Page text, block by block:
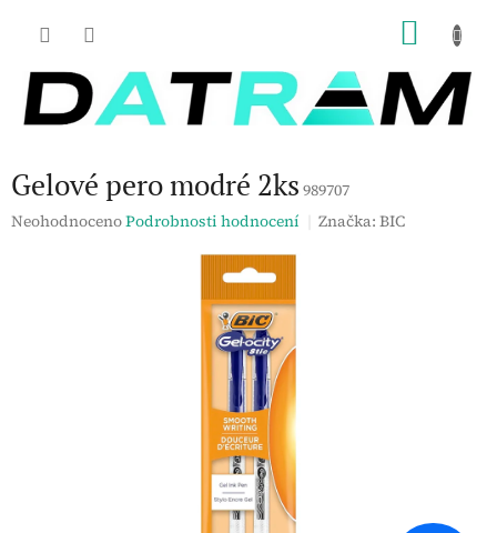
Gelové pero modré 2ks 989707
Průměrné
NeohodnocenoPodrobnosti hodnocení Značka:BIC